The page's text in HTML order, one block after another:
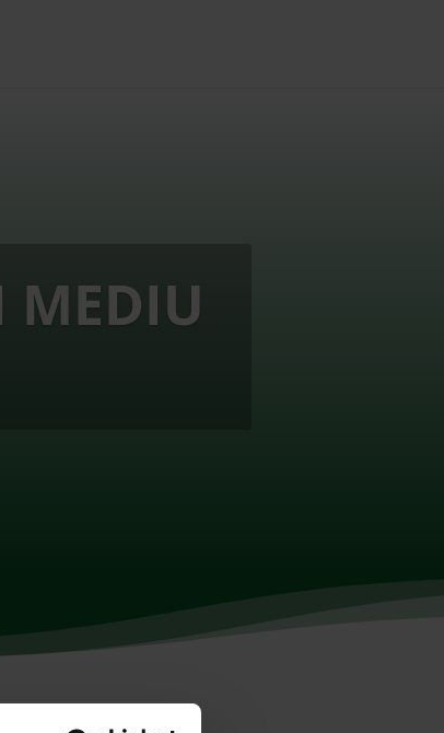
MEDIU